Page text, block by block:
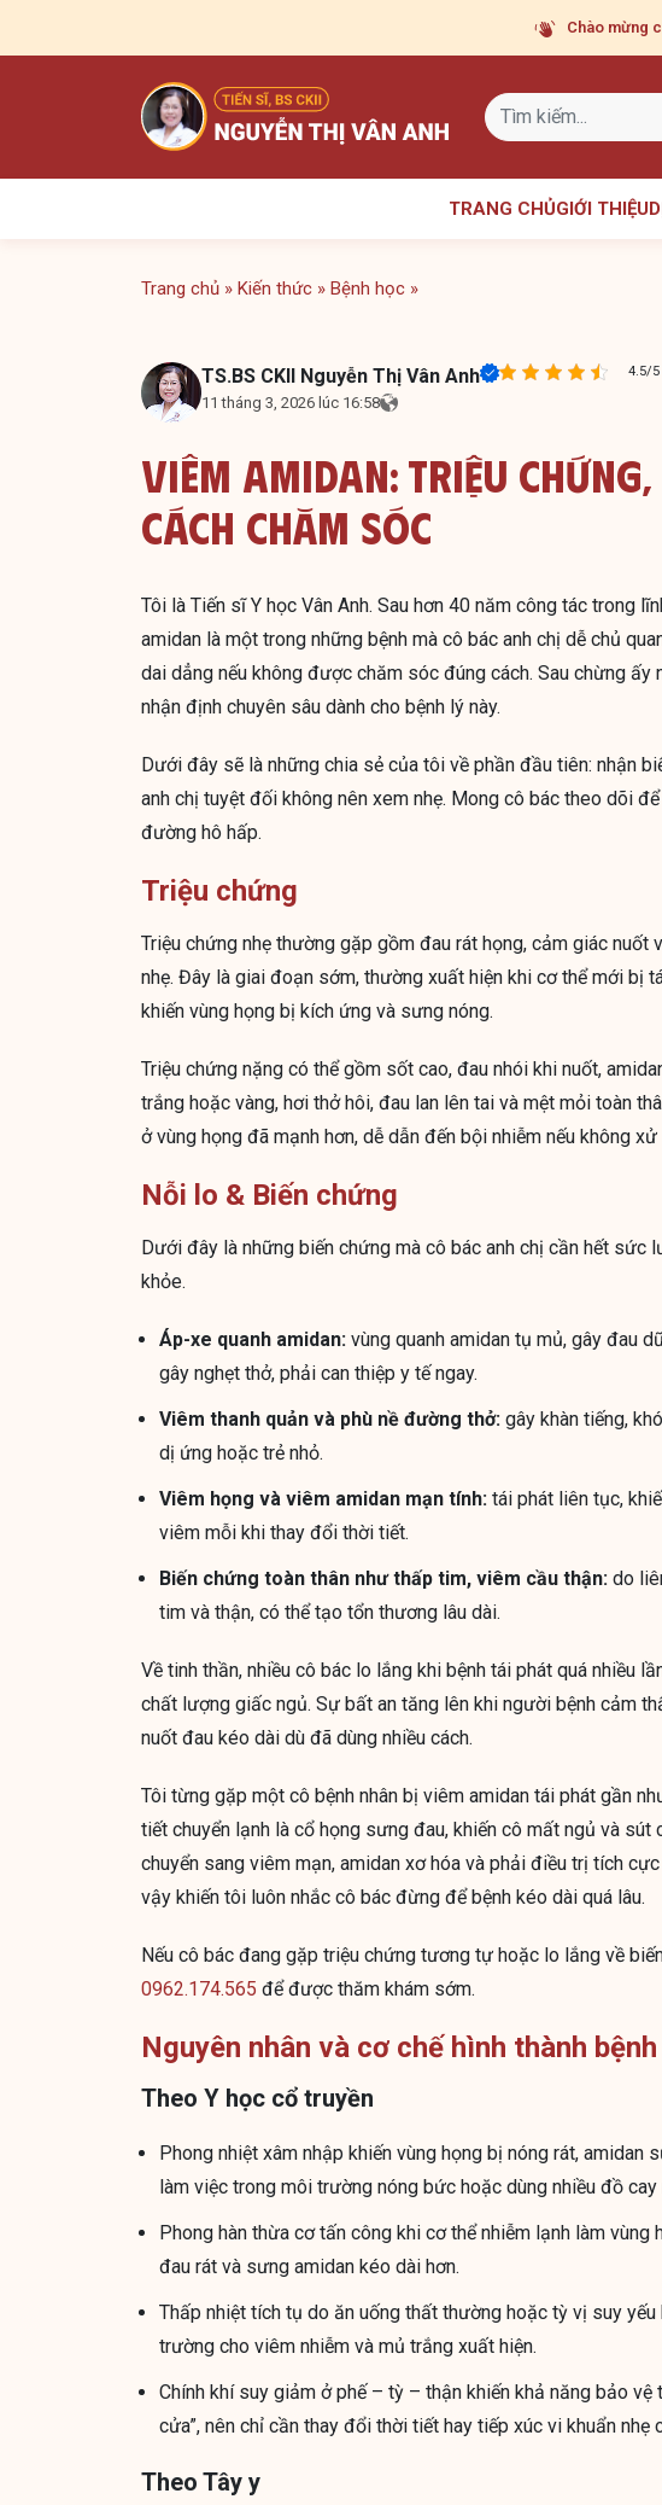
Chào mừng
TRANG CHỦGIỚI THIỆU
Trang chủ » Kiến thức » Bệnh học »
TS.BS CKII Nguyễn Thị Vân Anh
11 tháng 3, 2026 lúc 16:58
4.5/5
Viêm Amidan: Triệu
Cách Chăm Sóc
Tôi là Tiến sĩ Y học Vân Anh. Sau hơn 40 năm công tác trong
amidan là một trong những bệnh mà cô bác anh chị dễ chủ
dai dẳng nếu không được chăm sóc đúng cách. Sau chừng ấy
nhận định chuyên sâu dành cho bệnh lý này.
Dưới đây sẽ là những chia sẻ của tôi về phần đầu tiên: nhận
anh chị tuyệt đối không nên xem nhẹ. Mong cô bác theo dõi
đường hô hấp.
Triệu chứng
Triệu chứng nhẹ thường gặp gồm đau rát họng, cảm giác nuốt
nhẹ. Đây là giai đoạn sớm, thường xuất hiện khi cơ thể mới bị
khiến vùng họng bị kích ứng và sưng nóng.
Triệu chứng nặng có thể gồm sốt cao, đau nhói khi nuốt,
trắng hoặc vàng, hơi thở hôi, đau lan lên tai và mệt mỏi toàn
ở vùng họng đã mạnh hơn, dễ dẫn đến bội nhiễm nếu không
Nỗi lo & Biến chứng
Dưới đây là những biến chứng mà cô bác anh chị cần hết
khỏe.
Áp-xe quanh amidan: vùng quanh amidan tụ mủ, gây đau
gây nghẹt thở, phải can thiệp y tế ngay.
Viêm thanh quản và phù nề đường thở: gây khàn tiếng,
dị ứng hoặc trẻ nhỏ.
Viêm họng và viêm amidan mạn tính: tái phát liên tục,
viêm mỗi khi thay đổi thời tiết.
Biến chứng toàn thân như thấp tim, viêm cầu thận: do
tim và thận, có thể tạo tổn thương lâu dài.
Về tinh thần, nhiều cô bác lo lắng khi bệnh tái phát quá nhiều
chất lượng giấc ngủ. Sự bất an tăng lên khi người bệnh cảm
nuốt đau kéo dài dù đã dùng nhiều cách.
Tôi từng gặp một cô bệnh nhân bị viêm amidan tái phát gần
tiết chuyển lạnh là cổ họng sưng đau, khiến cô mất ngủ và sút
chuyển sang viêm mạn, amidan xơ hóa và phải điều trị tích
vậy khiến tôi luôn nhắc cô bác đừng để bệnh kéo dài quá lâu.
Nếu cô bác đang gặp triệu chứng tương tự hoặc lo lắng về
0962.174.565 để được thăm khám sớm.
Nguyên nhân và cơ chế hình thành bệnh
Theo Y học cổ truyền
Phong nhiệt xâm nhập khiến vùng họng bị nóng rát,
làm việc trong môi trường nóng bức hoặc dùng nhiều đồ
Phong hàn thừa cơ tấn công khi cơ thể nhiễm lạnh làm
đau rát và sưng amidan kéo dài hơn.
Thấp nhiệt tích tụ do ăn uống thất thường hoặc tỳ vị suy
trường cho viêm nhiễm và mủ trắng xuất hiện.
Chính khí suy giảm ở phế – tỳ – thận khiến khả năng bảo
cửa”, nên chỉ cần thay đổi thời tiết hay tiếp xúc vi khuẩn nhẹ
Theo Tây y